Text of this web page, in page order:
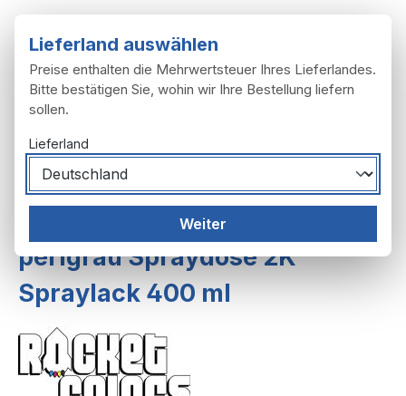
Farben, Lacke
perlgrau Spraydose 2K
Spraylack 400 ml
Lieferland auswählen
Preise enthalten die Mehrwertsteuer Ihres Lieferlandes.
Bitte bestätigen Sie, wohin wir Ihre Bestellung liefern
sollen.
Lieferland
Weiter